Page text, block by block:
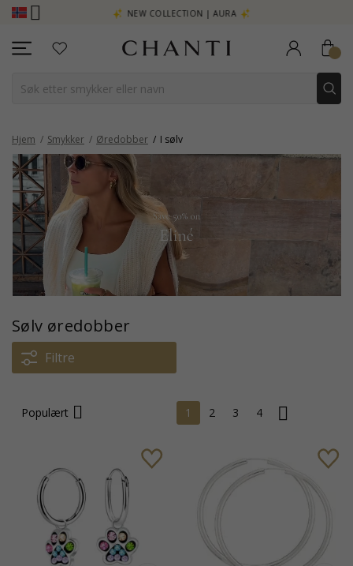
HER NEW COLLECTION | AURA
Hjem Smykker Øredobber I sølv
Sølv øredobber
Filtre
Populært 1 2 3 4